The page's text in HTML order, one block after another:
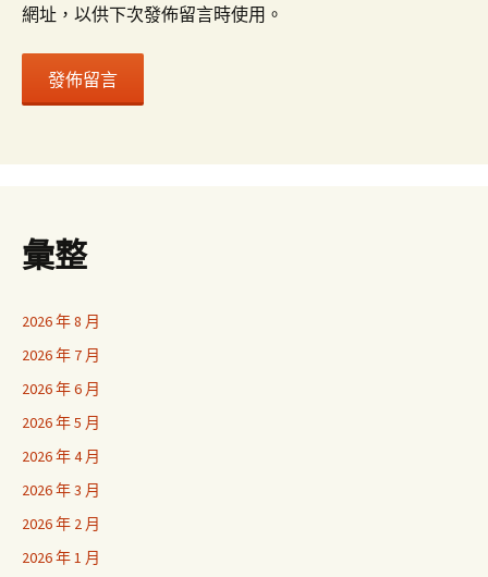
網址，以供下次發佈留言時使用。
彙整
2026 年 8 月
2026 年 7 月
2026 年 6 月
2026 年 5 月
2026 年 4 月
2026 年 3 月
2026 年 2 月
2026 年 1 月